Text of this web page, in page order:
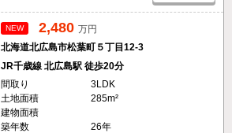
NEW 2,480 万円
北海道北広島市松葉町５丁目12-3
JR千歳線 北広島駅 徒歩20分
間取り
3LDK
土地面積
285m²
建物面積
築年数
26年